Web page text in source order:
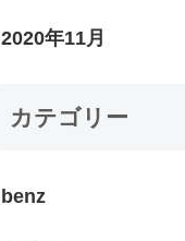
2020年11月
カテゴリー
benz